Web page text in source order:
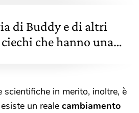
di Buddy e di altri
che hanno una
scientifiche in merito, inoltre, è
un reale cambiamento